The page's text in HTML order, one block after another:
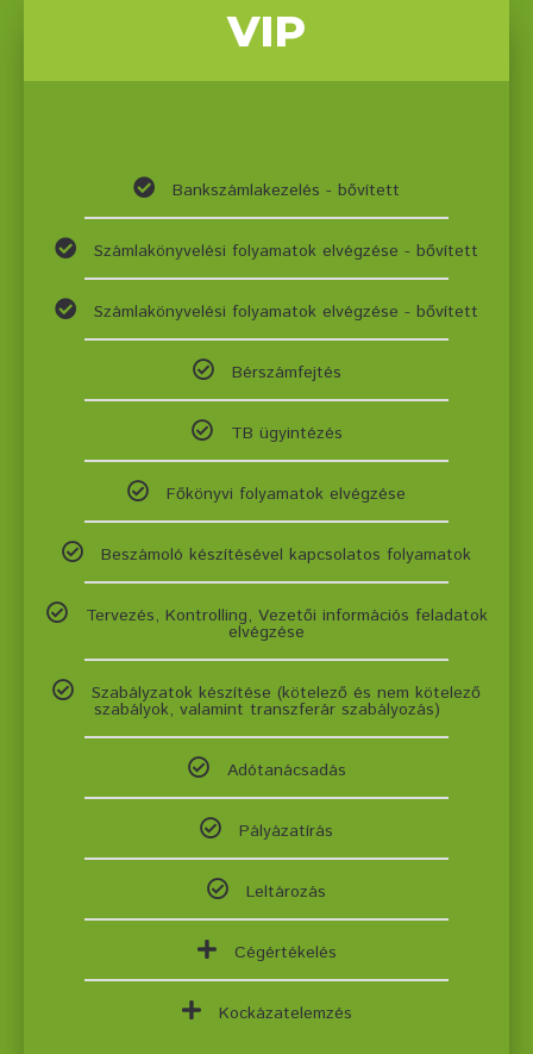
VIP
Bankszámlakezelés - bővített
Számlakönyvelési folyamatok elvégzése - bővített
Számlakönyvelési folyamatok elvégzése - bővített
Bérszámfejtés
TB ügyintézés
Főkönyvi folyamatok elvégzése
Beszámoló készítésével kapcsolatos folyamatok
Tervezés, Kontrolling, Vezetői információs feladatok
elvégzése
Szabályzatok készítése (kötelező és nem kötelező
szabályok, valamint transzferár szabályozás)
Adótanácsadás
Pályázatírás
Leltározás
Cégértékelés
Kockázatelemzés